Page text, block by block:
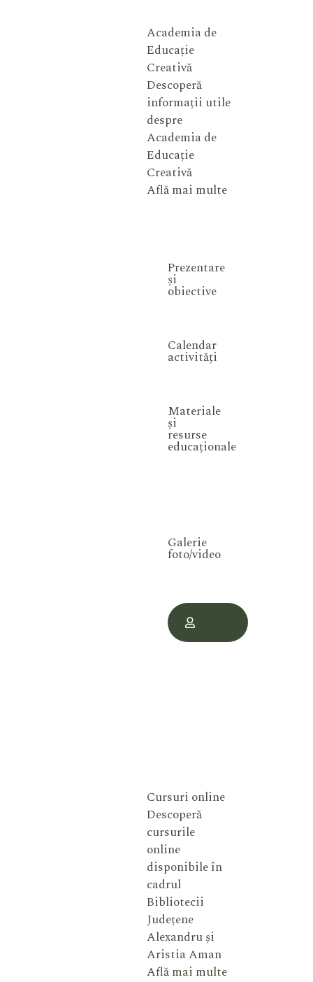
Academia de
Educație
Creativă
Descoperă
informații utile
despre
Academia de
Educație
Creativă
Află mai multe
Prezentare
și
obiective
Calendar
activități
Materiale
și
resurse
educaționale
Galerie
foto/video
Cursuri online
Descoperă
cursurile
online
disponibile în
cadrul
Bibliotecii
Județene
Alexandru și
Aristia Aman
Află mai multe